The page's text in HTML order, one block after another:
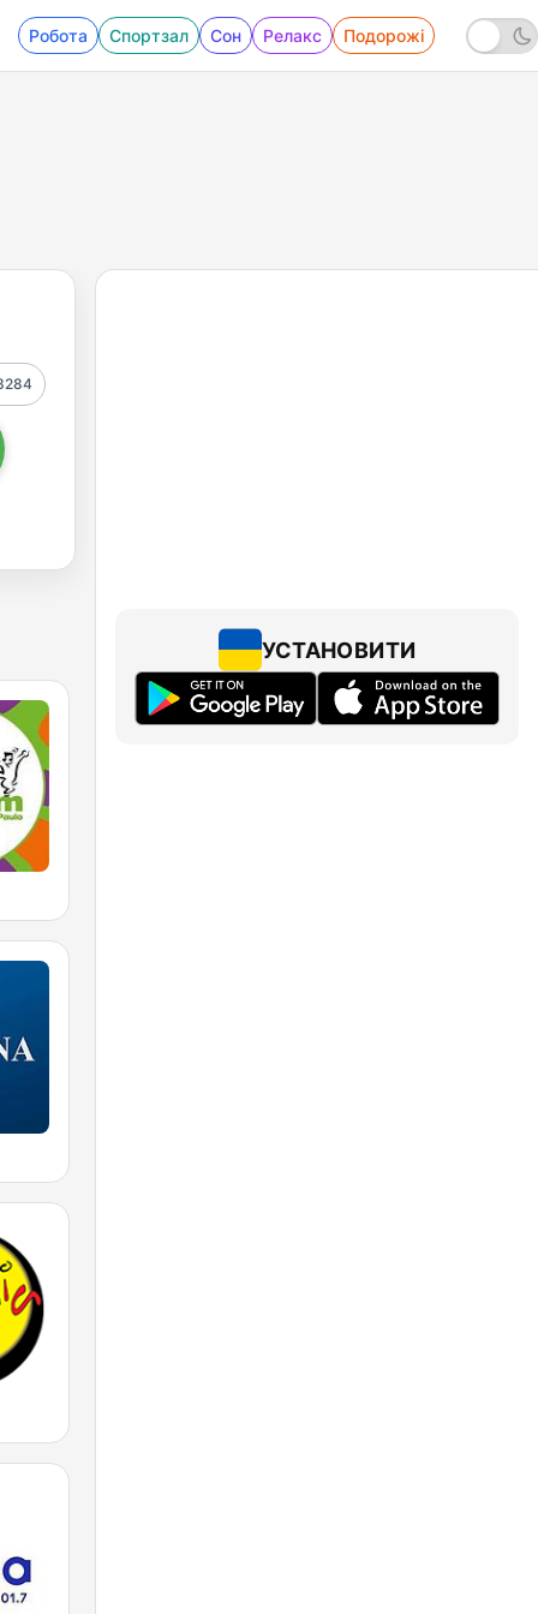
Робота Спортзал Сон Релакс Подорожі
УСТАНОВИТИ